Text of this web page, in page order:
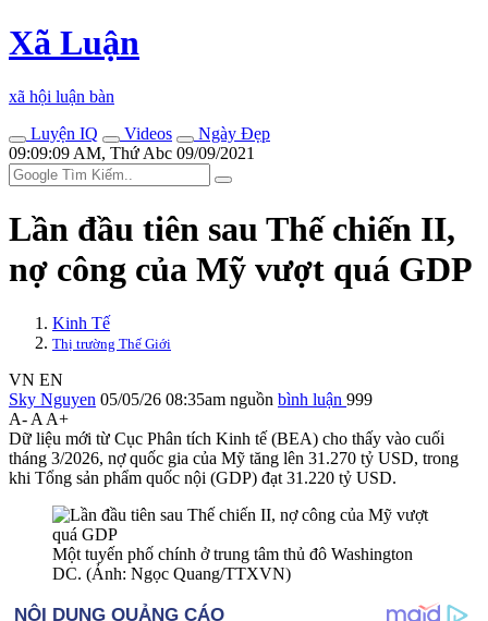
Xã Luận
xã hội luận bàn
Luyện IQ
Videos
Ngày Đẹp
09:09:09 AM, Thứ Abc 09/09/2021
Lần đầu tiên sau Thế chiến II,
nợ công của Mỹ vượt quá GDP
Kinh Tế
Thị trường Thế Giới
VN EN
Sky Nguyen 05/05/26 08:35am nguồn bình luận 999
A- A A+
Dữ liệu mới từ Cục Phân tích Kinh tế (BEA) cho thấy vào cuối
tháng 3/2026, nợ quốc gia của Mỹ tăng lên 31.270 tỷ USD, trong
khi Tổng sản phẩm quốc nội (GDP) đạt 31.220 tỷ USD.
Một tuyến phố chính ở trung tâm thủ đô Washington
DC. (Ảnh: Ngọc Quang/TTXVN)